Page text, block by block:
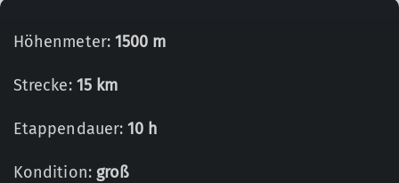
Höhenmeter: 1500 m
Strecke: 15 km
Etappendauer:10 h
Kondition: groß